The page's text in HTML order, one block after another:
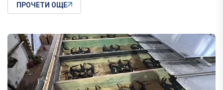
ПРОЧЕТИ ОЩЕ